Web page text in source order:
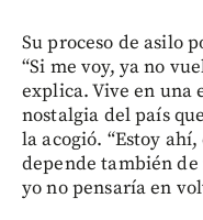
Su proceso de asilo
“Si me voy, ya no
explica. Vive en una
nostalgia del país
la acogió. “Estoy
depende también
yo no pensaría en